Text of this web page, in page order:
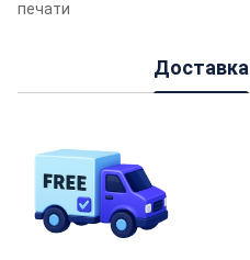
печати
Доставка